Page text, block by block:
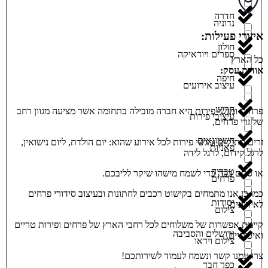
נדוניה
ספרים ויודאיקה
עיצוב אירועים
עיצובי פירות
פאניות
פרחים
צילום
צילום וידאו
חדרה
חולון
חיפה
חריש
חשמונאים
טבריה
יסודות
ירושלים והסביבה
כפר חבד
איזורי פעילות:
כל הארץ
אודות עסק:
פרחים ומגשי פירות היא חברה מובילה בתחומה אשר מציעה מגוון רחב
של זרי פרחים,
זרים מתוקים ומגשי פירות לכל אירוע שהוא: יום הולדת, ליום נישואין,
לרגל קידום, לרגל לידה
או סתם ככה כדי לשמח מישהו שיקר לליבכם.
כמו כן אנו מתמחים בקישוט רכבים לחתונות ובעיצוב סידורי פרחים
לאירועים.
קיימת אפשרות של משלוחים לכל רחבי הארץ של פרחים ופירות טריים
ואיכותיים.
צרו עמנו קשר ונשמח לעמוד לשירותכם!